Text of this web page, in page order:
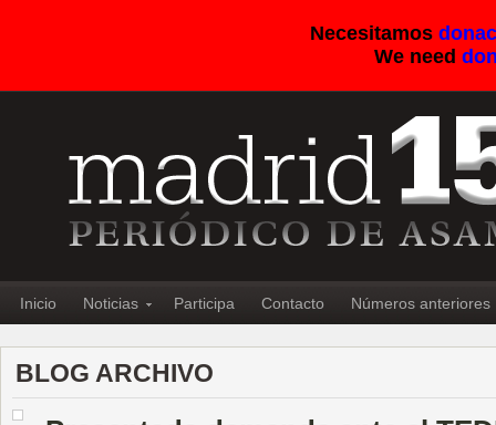
Necesitamos
We need
Inicio Noticias Participa Contacto Números anteriores
BLOG ARCHIVO